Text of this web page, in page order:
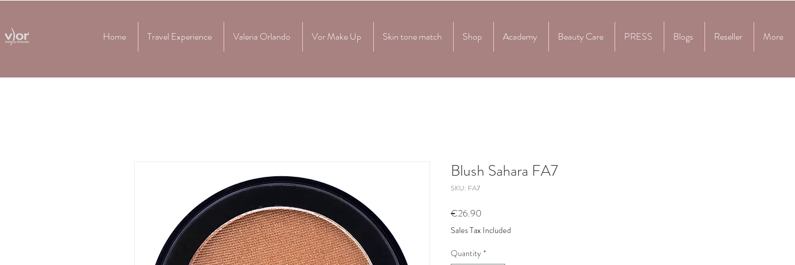
Home Travel Experience Valeria Orlando Vor Make Up Skin tone match Shop Academy Beauty Care PRESS Blogs Reseller More
Blush Sahara FA7
SKU: FA7
€26.90
Sales Tax Included
Quantity *